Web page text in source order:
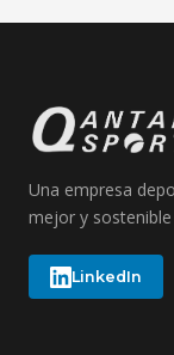
Una empresa
mejor y
LinkedIn